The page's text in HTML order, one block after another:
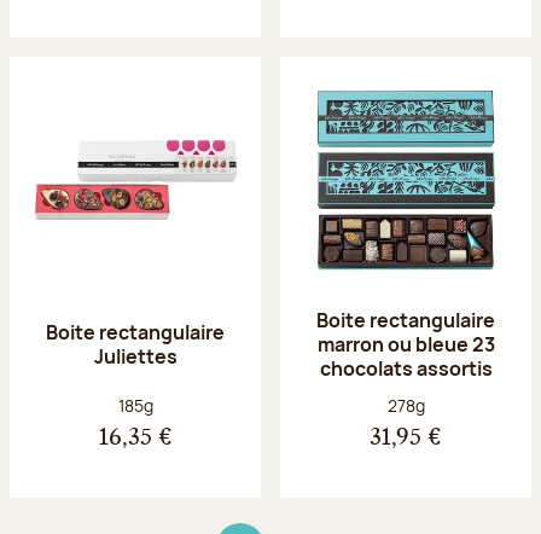
Boite rectangulaire
Juliettes
Poids net :
185g
16,35 €
Boite rectangulaire
marron ou bleue 23
chocolats assortis
Poids net :
278g
31,95 €